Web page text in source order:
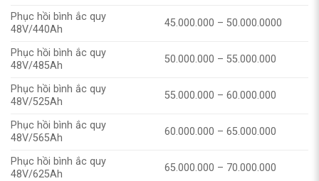
Phục hồi bình ắc quy
48V/440Ah
45.000.000 – 50.000.0000
Phục hồi bình ắc quy
48V/485Ah
50.000.000 – 55.000.000
Phục hồi bình ắc quy
48V/525Ah
55.000.000 – 60.000.000
Phục hồi bình ắc quy
48V/565Ah
60.000.000 – 65.000.000
Phục hồi bình ắc quy
48V/625Ah
65.000.000 – 70.000.000